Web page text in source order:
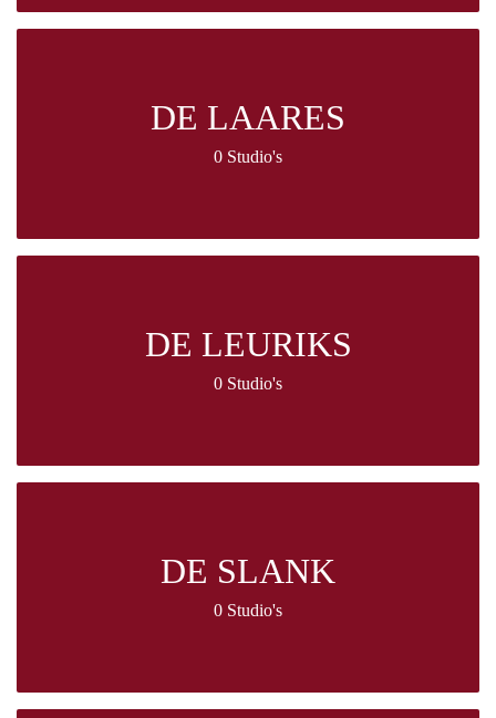
DE LAARES
0 Studio's
DE LEURIKS
0 Studio's
DE SLANK
0 Studio's